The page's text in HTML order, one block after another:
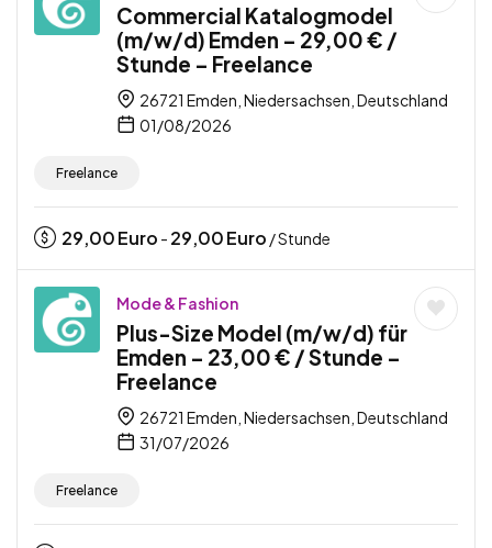
Commercial Katalogmodel
(m/w/d) Emden – 29,00 € /
Stunde – Freelance
26721 Emden, Niedersachsen, Deutschland
01/08/2026
Freelance
29,00Euro - 29,00Euro / Stunde
Mode & Fashion
Plus-Size Model (m/w/d) für
Emden – 23,00 € / Stunde –
Freelance
26721 Emden, Niedersachsen, Deutschland
31/07/2026
Freelance